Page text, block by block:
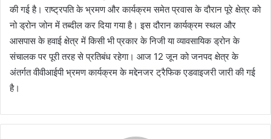
की गई है। राष्ट्रपति के भ्रमण और कार्यक्रम समेत प्रवास के दौरान पूरे क्षेत्र को
नो ड्रोन जोन में तब्दील कर दिया गया है। इस दौरान कार्यक्रम स्थल और
आसपास के हवाई क्षेत्र में किसी भी प्रकार के निजी या व्यावसायिक ड्रोन के
संचालक पर पूरी तरह से प्रतिबंध रहेगा। आज 12 जून को जनपद क्षेत्र के
अंतर्गत वीवीआईपी भ्रमण कार्यक्रम के मद्देनजर ट्रैफिक एडवाइजरी जारी की गई
है।